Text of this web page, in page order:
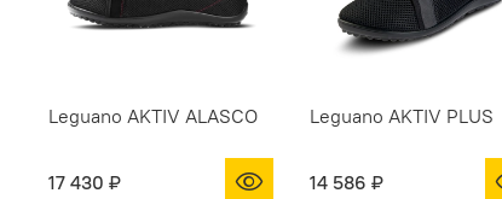
Leguano AKTIV ALASCO
17 430 ₽
Leguano AKTIV PLUS
14 586 ₽